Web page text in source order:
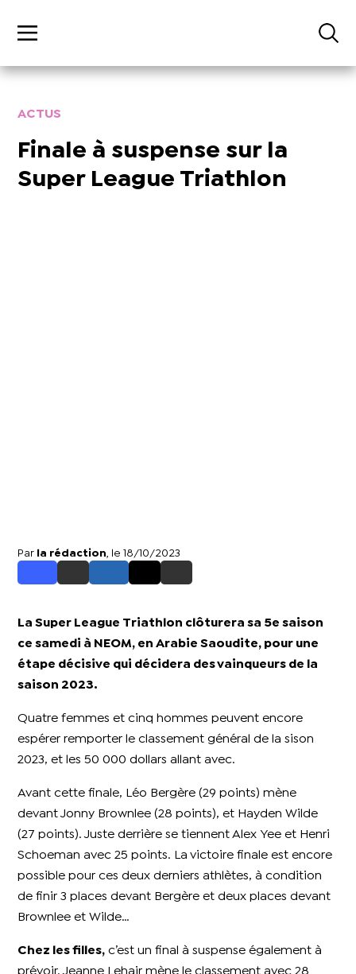
ACTUS
Finale à suspense sur la
Super League Triathlon
Par la rédaction , le 18/10/2023
La Super League Triathlon clôturera sa 5e saison
ce samedi à NEOM, en Arabie Saoudite, pour une
étape décisive qui décidera des vainqueurs de la
saison 2023.
Quatre femmes et cinq hommes peuvent encore
espérer remporter le classement général de la sison
2023, et les 50 000 dollars allant avec.
Avant cette finale, Léo Bergère (29 points) mène
devant Jonny Brownlee (28 points), et Hayden Wilde
(27 points). Juste derrière se tiennent Alex Yee et Henri
Schoeman avec 25 points. La victoire finale est encore
possible pour ces deux derniers athlètes, à condition
de finir 3 places devant Bergère et deux places devant
Brownlee et Wilde…
Chez les filles, c’est un final à suspense également à
prévoir. Jeanne Lehair mène le classement avec 28